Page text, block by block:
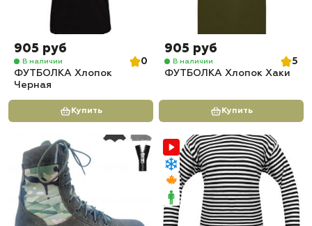
905 руб
В наличии
0
ФУТБОЛКА Хлопок
Черная
Купить
905 руб
В наличии
5
ФУТБОЛКА Хлопок Хаки
Купить